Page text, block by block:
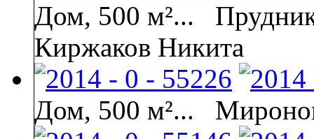
Дом, 500 м²...
Киржаков Никита
Дом, 500 м²...